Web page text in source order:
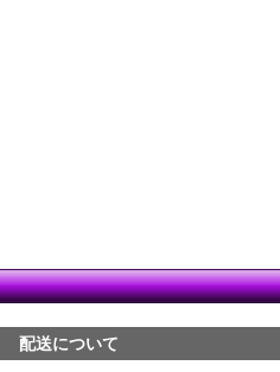
配送について